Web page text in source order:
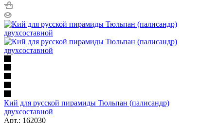
Кий для русской пирамиды Тюльпан (палисандр)
двухсоставной
Арт.: 162030